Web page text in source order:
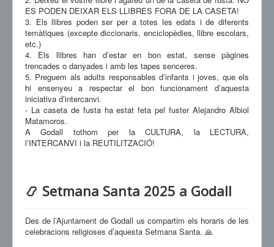
ES PODEN DEIXAR ELS LLIBRES FORA DE LA CASETA!
3. Els llibres poden ser per a totes les edats i de diferents
temàtiques (excepte diccionaris, enciclopèdies, llibre escolars,
etc.)
4.
Els llibres han d’estar en bon estat, sense pàgines
trencades o danyades i amb les tapes senceres.
5. Preguem als adults responsables d’infants i joves, que els
hi ensenyeu a respectar el bon funcionament d’aquesta
iniciativa d’intercanvi.
- La caseta de fusta ha estat feta pel fuster Alejandro Albiol
Matamoros.
A Godall tothom per la CULTURA, la LECTURA,
l’INTERCANVI i la REUTILITZACIÓ!
📿 Setmana Santa 2025 a Godall
Des de l’Ajuntament de Godall us compartim els horaris de les
celebracions religioses d’aquesta Setmana Santa. 🙏